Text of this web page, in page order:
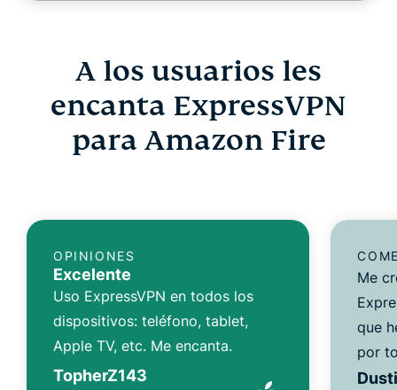
A los usuarios les
encanta ExpressVPN
para Amazon Fire
OPINIONES
Excelente
Uso ExpressVPN en todos los
dispositivos: teléfono, tablet,
Apple TV, etc. Me encanta.
TopherZ143
Me
que
por